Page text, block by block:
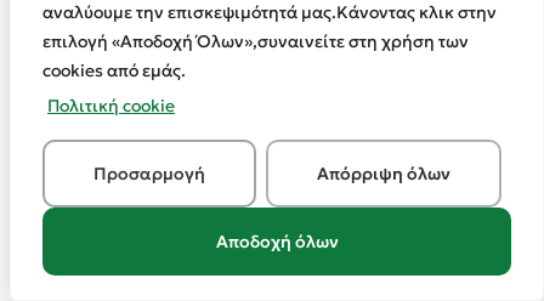
αναλύουμε την επισκεψιμότητά μας.Κάνοντας κλικ στην
επιλογή «Αποδοχή Όλων»,συναινείτε στη χρήση των
cookies από εμάς.
Πολιτική cookie
Προσαρμογή Απόρριψη όλων
Αποδοχή όλων
EPIRUS
SA
TERMS OF USE
PRIVACY POLICY